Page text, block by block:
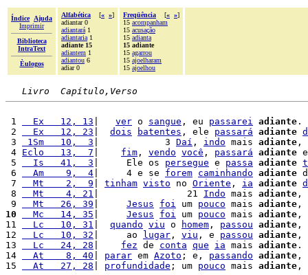
Índice
Ajuda
Imprimir
Biblioteca
IntraText
Èulogos
Alfabética [« »]
adiantar 0
adiantará 1
adiantaria 1
adiante 15
adiantem 1
adiantou 6
adiar 0
Freqüência [« »]
15 acompanham
15 acusação
15 adianta
15 adiante
15 agarrou
15 ajoelharam
15 ajoelhou
Livro  Capítulo,Verso
1
  Ex   12, 13
ver o sangue , eu passarei adiante .
2
  Ex   12, 23
dois batentes , ele passará adiante
3
1Sm   10,  3 |            3 Daí , indo mais adiante ,
4 Eclo   13,  7 fim , vendo você , passará adiante
5
  Is   41,  3
|     Ele os persegue e passa adiante
6
  Am    9,  4
|     4 e se forem caminhando adiante
7
  Mt    2,  9
tinham visto no Oriente , ia adiante
8
  Mt    4, 21
|                21 Indo mais adiante ,
9
  Mt   26, 39
Jesus foi um pouco mais adiante ,
10
  Mc   14, 35
Jesus foi um pouco mais adiante ,
11
  Lc   10, 31
quando viu o homem , passou adiante ,
12
  Lc   10, 32
|     ao lugar , viu , e passou adiante ,
13
  Lc   24, 28
fez de conta que ia mais adiante .
14
  At    8, 40
parar em Azoto ; e, passando adiante ,
15
  At   27, 28
profundidade ; um pouco mais adiante ,